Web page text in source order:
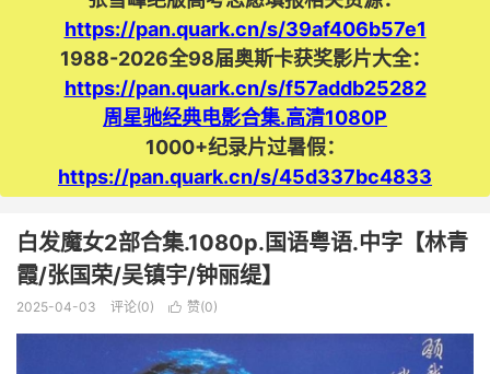
https://pan.quark.cn/s/39af406b57e1
1988-2026全98届奥斯卡获奖影片大全：
https://pan.quark.cn/s/f57addb25282
周星驰经典电影合集.高清1080P
1000+纪录片过暑假：
https://pan.quark.cn/s/45d337bc4833
白发魔女2部合集.1080p.国语粤语.中字【林青
霞/张国荣/吴镇宇/钟丽缇】
2025-04-03 评论(0)  赞(0)